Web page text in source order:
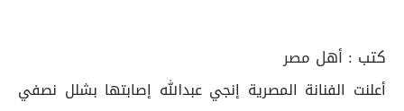
كتب : أهل مصر
أعلنت الفنانة المصرية إنجي عبدالله إصابتها بشلل نصفي